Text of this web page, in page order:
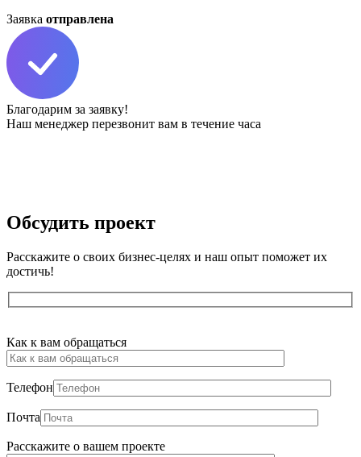
Заявка отправлена
Благодарим за заявку!
Наш менеджер перезвонит вам в течение часа
Обсудить проект
Расскажите о своих бизнес-целях и наш опыт поможет их
достичь!
это
поле
Как к вам обращаться
Телефон
Почта
Расскажите о вашем проекте